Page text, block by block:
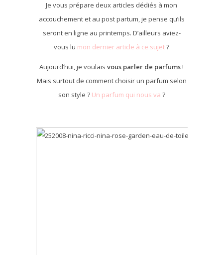
Je vous prépare deux articles dédiés à mon
accouchement et au post partum, je pense qu’ils
seront en ligne au printemps. D’ailleurs aviez-
vous lu mon dernier article à ce sujet?
Aujourd’hui, je voulais vous parler de parfums!
Mais surtout de comment choisir un parfum selon
son style ? Un parfum qui nous va ?